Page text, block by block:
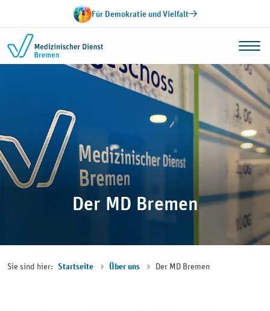
Zum Inhalt springenFür Demokratie und Vielfalt
Der MD Bremen
Sie sind hier: Startseite Über uns Der MD Bremen